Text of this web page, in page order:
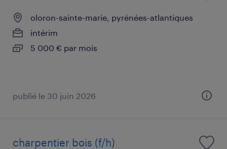
oloron-sainte-marie, pyrénées-atlantiques
intérim
5 000 € par mois
publié le 30 juin 2026
charpentier bois (f/h)